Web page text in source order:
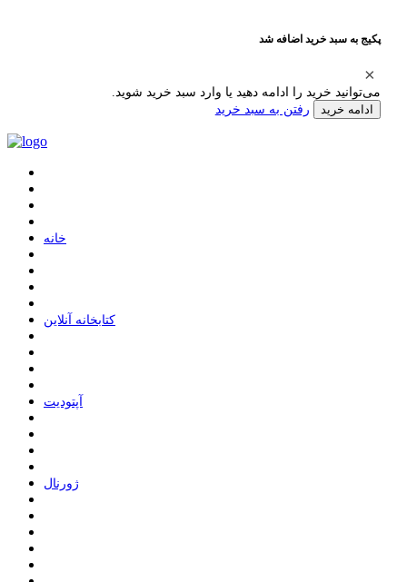
پکیج به سبد خرید اضافه شد
می‌توانید خرید را ادامه دهید یا وارد سبد خرید شوید.
ادامه خرید رفتن به سبد خرید
ﺧﺎﻧﻪ
ﮐﺘﺎﺑﺨﺎﻧﻪ ﺁﻧﻼﯾﻦ
ﺁﭘﺘﻮﺩﯾﺖ
ﮊﻭﺭﻧﺎﻝ